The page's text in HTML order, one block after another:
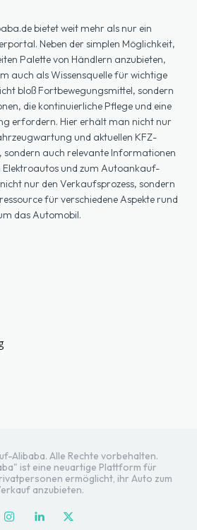
bietet weit mehr als nur ein
Neben der simplen Möglichkeit,
Palette von Händlern anzubieten,
auch als Wissensquelle für wichtige
bloß Fortbewegungsmittel, sondern
die kontinuierliche Pflege und eine
erfordern. Hier erhält man nicht nur
und aktuellen KFZ-
sondern auch relevante Informationen
und zum Autoankauf-
nur den Verkaufsprozess, sondern
für verschiedene Aspekte rund
das Automobil.
Alibaba. Alle Rechte vorbehalten.
ist eine neuartige Plattform für
ermöglicht, ihr Auto zum
anzubieten.